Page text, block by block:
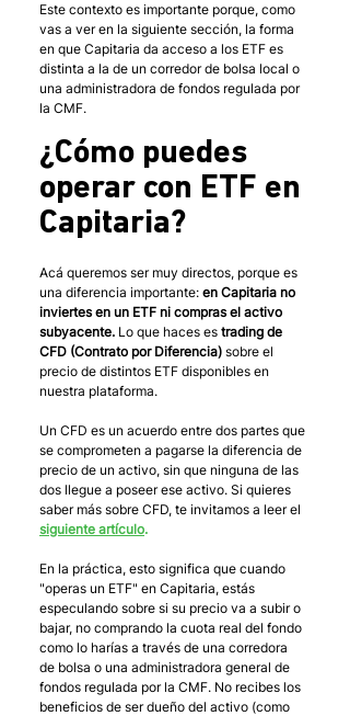
Este contexto es importante porque, como
vas a ver en la siguiente sección, la forma
en que Capitaria da acceso a los ETF es
distinta a la de un corredor de bolsa local o
una administradora de fondos regulada por
la CMF.
¿Cómo puedes
operar con ETF en
Capitaria?
Acá queremos ser muy directos, porque es
una diferencia importante: en Capitaria no
inviertes en un ETF ni compras el activo
subyacente. Lo que haces es trading de
CFD (Contrato por Diferencia) sobre el
precio de distintos ETF disponibles en
nuestra plataforma.
Un CFD es un acuerdo entre dos partes que
se comprometen a pagarse la diferencia de
precio de un activo, sin que ninguna de las
dos llegue a poseer ese activo. Si quieres
saber más sobre CFD, te invitamos a leer el
siguiente artículo.
En la práctica, esto significa que cuando
"operas un ETF" en Capitaria, estás
especulando sobre si su precio va a subir o
bajar, no comprando la cuota real del fondo
como lo harías a través de una corredora
de bolsa o una administradora general de
fondos regulada por la CMF. No recibes los
beneficios de ser dueño del activo (como